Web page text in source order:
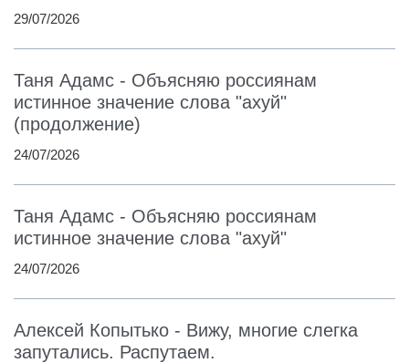
29/07/2026
Таня Адамс - Объясняю россиянам
истинное значение слова "ахуй"
(продолжение)
24/07/2026
Таня Адамс - Объясняю россиянам
истинное значение слова "ахуй"
24/07/2026
Алексей Копытько - Вижу, многие слегка
запутались. Распутаем.